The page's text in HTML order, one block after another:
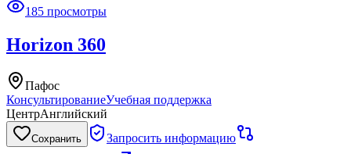
185 просмотры
Horizon 360
Пафос
КонсультированиеУчебная поддержка
ЦентрАнглийский
Сохранить
Запросить информацию